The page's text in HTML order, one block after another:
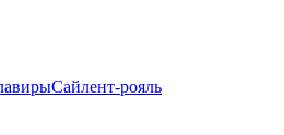
Сайлент-рояль